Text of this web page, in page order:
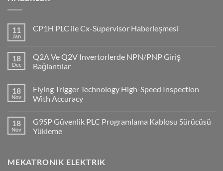
11
Jan
CP1H PLC ile Cx-Supervisor Haberleşmesi
CP1H
PLC
ile
Haberleşmesi
18
Dec
Q2A Ve Q2V Invertorlerde NPN/PNP Giriş
Bağlantılar
on
Q2A
Ve
NPN/PNP
Giriş
Bağlantılar
18
Nov
Flying Trigger Technology High-Speed Inspection
With Accuracy
on
Flying
Trigger
Inspection
With
18
Nov
G9SP Güvenlik PLC Programlama Kablosu Sürücüsü
Yükleme
G9SP
Güvenlik
MEKATRONIK ELEKTRIK